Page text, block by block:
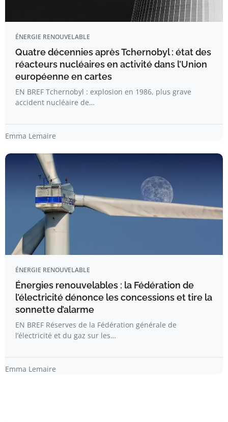
ÉNERGIE RENOUVELABLE
Quatre décennies après Tchernobyl : état des
réacteurs nucléaires en activité dans l’Union
européenne en cartes
EN BREF Tchernobyl : explosion en 1986, plus grave
accident nucléaire de…
Emma Lemaire
ÉNERGIE RENOUVELABLE
Énergies renouvelables : la Fédération de
l’électricité dénonce les concessions et tire la
sonnette d’alarme
EN BREF Réserves de la Fédération générale de
l’électricité et du gaz sur les…
Emma Lemaire